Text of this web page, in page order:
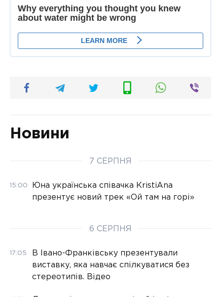
Новини
7 СЕРПНЯ
15:00
Юна українська співачка KristiAna
презентує новий трек «Ой там на горі»
6 СЕРПНЯ
17:05
В Івано-Франківську презентували
виставку, яка навчає спілкуватися без
стереотипів. Відео